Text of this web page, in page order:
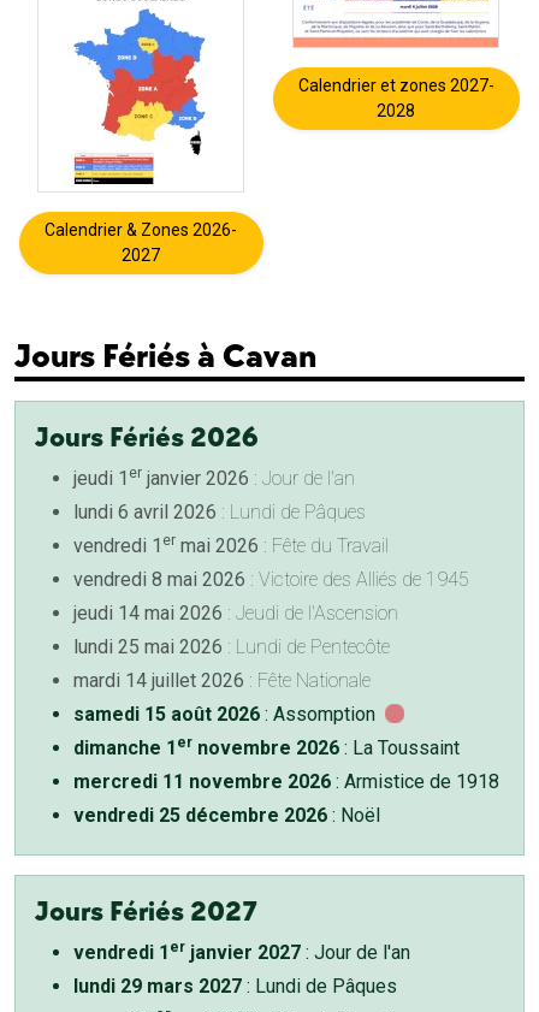
Calendrier & Zones 2026-
2027
Calendrier et zones 2027-
2028
Jours Fériés à Cavan
Jours Fériés 2026
jeudi 1 er janvier 2026 : Jour de l'an
lundi 6 avril 2026 : Lundi de Pâques
vendredi 1 er mai 2026 : Fête du Travail
vendredi 8 mai 2026 : Victoire des Alliés de 1945
jeudi 14 mai 2026 : Jeudi de l'Ascension
lundi 25 mai 2026 : Lundi de Pentecôte
mardi 14 juillet 2026 : Fête Nationale
samedi 15 août 2026 : Assomption
dimanche 1 er novembre 2026 : La Toussaint
mercredi 11 novembre 2026 : Armistice de 1918
vendredi 25 décembre 2026 : Noël
Jours Fériés 2027
vendredi 1 er janvier 2027 : Jour de l'an
lundi 29 mars 2027 : Lundi de Pâques